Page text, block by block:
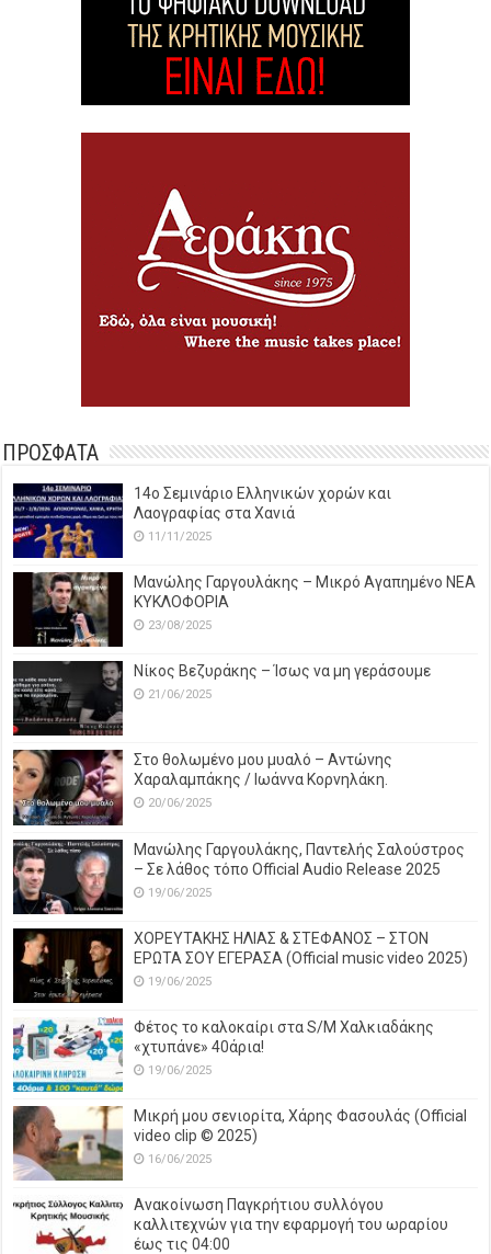
ΠΡΟΣΦΑΤΑ
14o Σεμινάριο Ελληνικών χορών και
Λαογραφίας στα Χανιά
11/11/2025
Μανώλης Γαργουλάκης – Μικρό Αγαπημένο NEΑ
ΚΥΚΛΟΦΟΡΙΑ
23/08/2025
Νίκος Βεζυράκης – Ίσως να μη γεράσουμε
21/06/2025
Στο θολωμένο μου μυαλό – Αντώνης
Χαραλαμπάκης / Ιωάννα Κορνηλάκη.
20/06/2025
Μανώλης Γαργουλάκης, Παντελής Σαλούστρος
– Σε λάθος τόπο Official Audio Release 2025
19/06/2025
ΧΟΡΕΥΤΑΚΗΣ ΗΛΙΑΣ & ΣΤΕΦΑΝΟΣ – ΣΤΟΝ
ΕΡΩΤΑ ΣΟΥ ΕΓΕΡΑΣΑ (Official music video 2025)
19/06/2025
Φέτος το καλοκαίρι στα S/M Χαλκιαδάκης
«χτυπάνε» 40άρια!
19/06/2025
Μικρή μου σενιορίτα, Χάρης Φασουλάς (Official
video clip © 2025)
16/06/2025
Ανακοίνωση Παγκρήτιου συλλόγου
καλλιτεχνών για την εφαρμογή του ωραρίου
έως τις 04:00